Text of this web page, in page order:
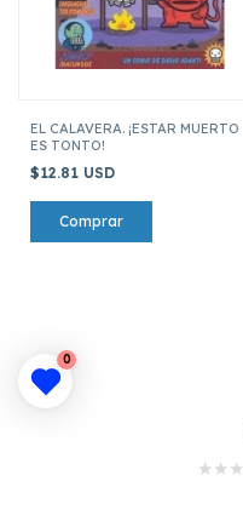
EL CALAVERA. ¡ESTAR MUERTO
ES TONTO!
$12.81 USD
★ ★ ★
0